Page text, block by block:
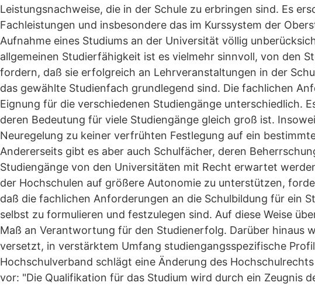
Leistungsnachweise, die in der Schule zu erbringen sind. Es
Fachleistungen und insbesondere das im Kurssystem der
Aufnahme eines Studiums an der Universität völlig
allgemeinen Studierfähigkeit ist es vielmehr sinnvoll, von den
fordern, daß sie erfolgreich an Lehrveranstaltungen in der
das gewählte Studienfach grundlegend sind. Die fachlichen
Eignung für die verschiedenen Studiengänge unterschiedlich.
deren Bedeutung für viele Studiengänge gleich groß ist.
Neuregelung zu keiner verfrühten Festlegung auf ein
Andererseits gibt es aber auch Schulfächer, deren
Studiengänge von den Universitäten mit Recht erwartet
der Hochschulen auf größere Autonomie zu unterstützen,
daß die fachlichen Anforderungen an die Schulbildung für ein
selbst zu formulieren und festzulegen sind. Auf diese Weise
Maß an Verantwortung für den Studienerfolg. Darüber hinaus
versetzt, in verstärktem Umfang studiengangsspezifische
Hochschulverband schlägt eine Änderung des
vor: "Die Qualifikation für das Studium wird durch ein Zeugnis